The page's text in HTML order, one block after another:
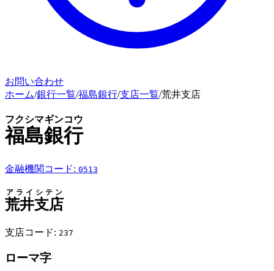
お問い合わせ
ホーム/銀行一覧/福島銀行/支店一覧/荒井支店
福島銀行
フクシマギンコウ
金融機関コード: 0513
荒井支店
アライシテン
支店コード: 237
ローマ字